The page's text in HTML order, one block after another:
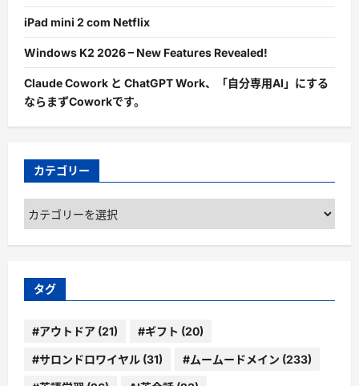
iPad mini 2 com Netflix
Windows K2 2026 – New Features Revealed!
Claude Cowork と ChatGPT Work、「自分専用AI」にする
ならまずCoworkです。
カテゴリー
カ
テ
ゴ
ー
タグ
#アウトドア (21) #ギフト (20)
#サロンドロワイヤル (31) #ムームードメイン (233)